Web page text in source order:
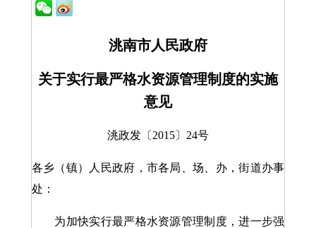
洮南市人民政府
关于实行最严格水资源管理制度的实施
意见
洮政发〔2015〕24号
各乡（镇）人民政府，市各局、场、办，街道办事
处：
为加快实行最严格水资源管理制度，进一步强